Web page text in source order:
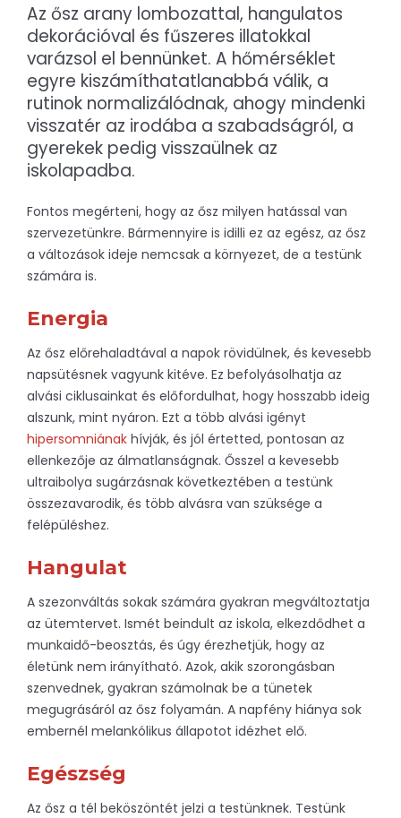
Az ősz arany lombozattal, hangulatos
dekorációval és fűszeres illatokkal
varázsol el bennünket. A hőmérséklet
egyre kiszámíthatatlanabbá válik, a
rutinok normalizálódnak, ahogy mindenki
visszatér az irodába a szabadságról, a
gyerekek pedig visszaülnek az
iskolapadba.
Fontos megérteni, hogy az ősz milyen hatással van
szervezetünkre. Bármennyire is idilli ez az egész, az ősz
a változások ideje nemcsak a környezet, de a testünk
számára is.
Energia
Az ősz előrehaladtával a napok rövidülnek, és kevesebb
napsütésnek vagyunk kitéve. Ez befolyásolhatja az
alvási ciklusainkat és előfordulhat, hogy hosszabb ideig
alszunk, mint nyáron. Ezt a több alvási igényt
hipersomniának hívják, és jól értetted, pontosan az
ellenkezője az álmatlanságnak. Ősszel a kevesebb
ultraibolya sugárzásnak következtében a testünk
összezavarodik, és több alvásra van szüksége a
felépüléshez.
Hangulat
A szezonváltás sokak számára gyakran megváltoztatja
az ütemtervet. Ismét beindult az iskola, elkezdődhet a
munkaidő-beosztás, és úgy érezhetjük, hogy az
életünk nem irányítható. Azok, akik szorongásban
szenvednek, gyakran számolnak be a tünetek
megugrásáról az ősz folyamán. A napfény hiánya sok
embernél melankólikus állapotot idézhet elő.
Egészség
Az ősz a tél beköszöntét jelzi a testünknek. Testünk